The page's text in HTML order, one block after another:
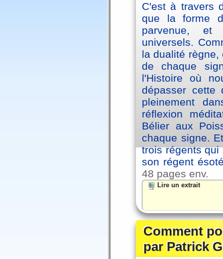
C'est à travers
que la forme
parvenue, et
universels.
la dualité
de chaque
l'Histoire où
dépasser cette
pleinement
réflexion
Bélier aux
chaque signe.
trois régents
son régent
48 pages env.
Lire un extrait
Comment
par Patrick